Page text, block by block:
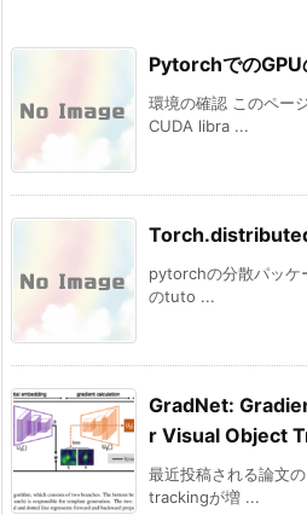
PytorchでのGPU
環境の確認 このペー
CUDA libra ...
pytorchの分散パッ
のtuto ...
GradNet:
r Visual Object
最近投稿される論文
trackingが増 ...